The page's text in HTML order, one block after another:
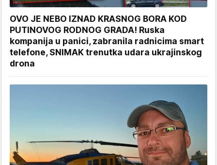
OVO JE NEBO IZNAD KRASNOG BORA KOD
PUTINOVOG RODNOG GRADA! Ruska
kompanija u panici, zabranila radnicima smart
telefone, SNIMAK trenutka udara ukrajinskog
drona